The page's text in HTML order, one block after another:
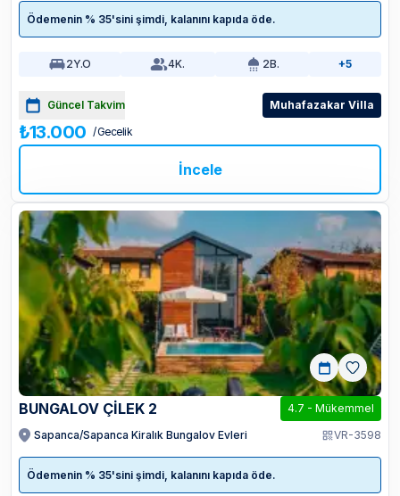
Ödemenin % 35'sini şimdi, kalanını kapıda öde.
2Y.O 4K. 2B. +5
Güncel Takvim Muhafazakar Villa
₺13.000 / Gecelik
İncele
BUNGALOV ÇILEK 2 4.7 - Mükemmel
Sapanca/Sapanca Kiralık Bungalov Evleri
VR-3598
Ödemenin % 35'sini şimdi, kalanını kapıda öde.